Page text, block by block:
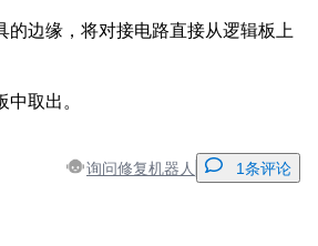
的边缘，将对接电路直接从逻辑板上
取出。
询问修复机器人 1条评论